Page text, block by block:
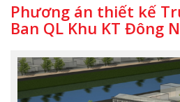
Phương án thiết kế
Ban QL Khu KT Đông